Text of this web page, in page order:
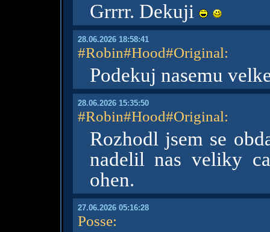
Grrrr. Dekuji
28.06.2026 18:58:41
#Robin#Hood#Original:
Podekuj nasemu
28.06.2026 15:35:50
#Robin#Hood#Original:
Rozhodl jsem se
nadelil nas veliky
ohen.
27.06.2026 05:16:28
Posse: